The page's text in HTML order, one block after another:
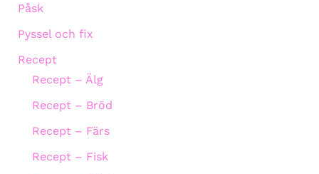
Påsk
Pyssel och fix
Recept
Recept – Älg
Recept – Bröd
Recept – Färs
Recept – Fisk